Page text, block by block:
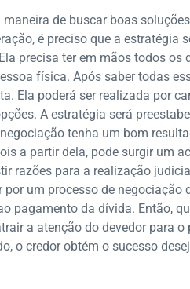
de buscar boas
é preciso que a estratégia
precisa ter em mãos todos os
física. Após saber todas
Ela poderá ser realizada por
A estratégia será
tenha um bom
a partir dela, pode surgir um
razões para a realização
um processo de negociação
pagamento da dívida. Então,
a atenção do devedor para o
o credor obtém o sucesso